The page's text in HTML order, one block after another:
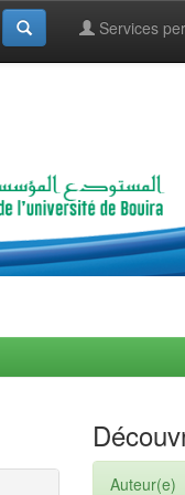
Services
Auteur(e)